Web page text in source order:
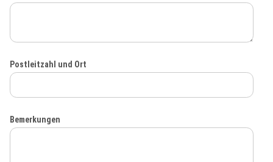
Postleitzahl und Ort
Bemerkungen